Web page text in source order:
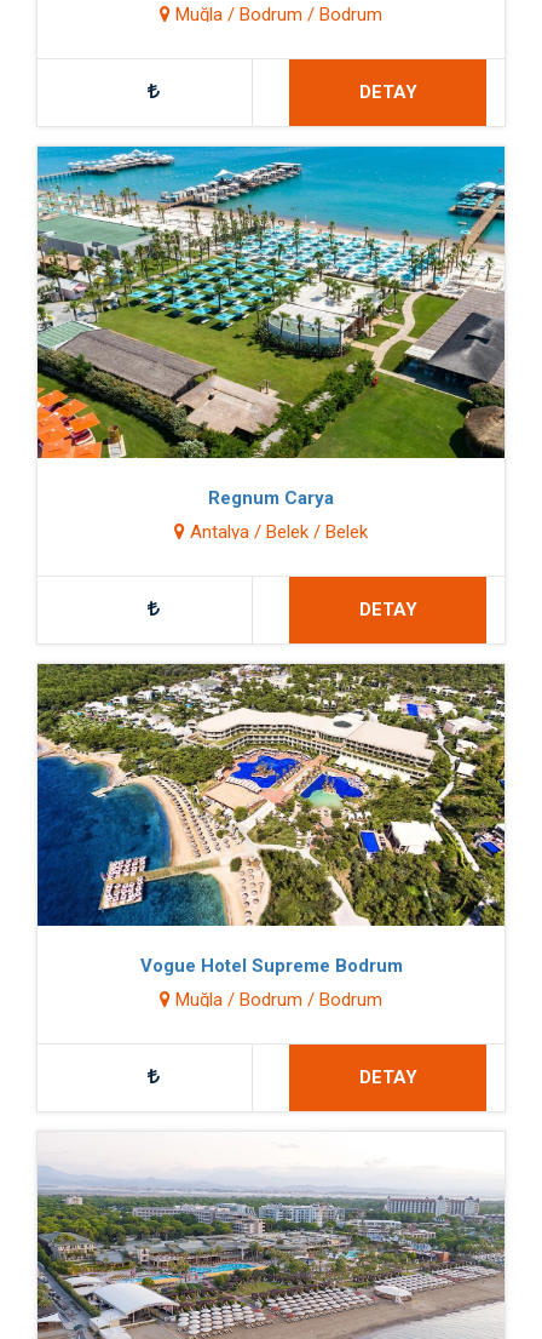
Muğla / Bodrum / Bodrum
DETAY
Regnum Carya
Antalya / Belek / Belek
DETAY
Vogue Hotel Supreme Bodrum
Muğla / Bodrum / Bodrum
DETAY